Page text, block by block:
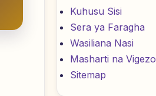
Kuhusu Sisi
Sera ya Faragha
Wasiliana Nasi
Masharti na Vigezo
Sitemap